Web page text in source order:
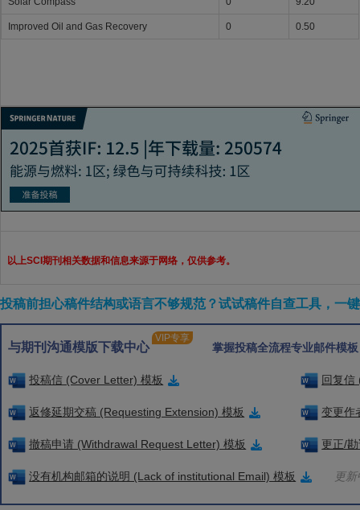
Improved Oil and Gas Recovery 0 0.50
以上SCI期刊相关数据和信息来源于网络，仅供参考。
投稿前担心稿件结构或语言不够规范？试试稿件自查工具，一
与期刊沟通模版下载中心
VIP专享
掌握投稿全流程专业邮件模
投稿信 (Cover Letter) 模板 回复信
返修延期交稿 (Requesting Extension) 模板 变更作
撤稿申请 (Withdrawal Request Letter) 模板 更正/
没有机构邮箱的说明 (Lack of institutional Email) 模板 更